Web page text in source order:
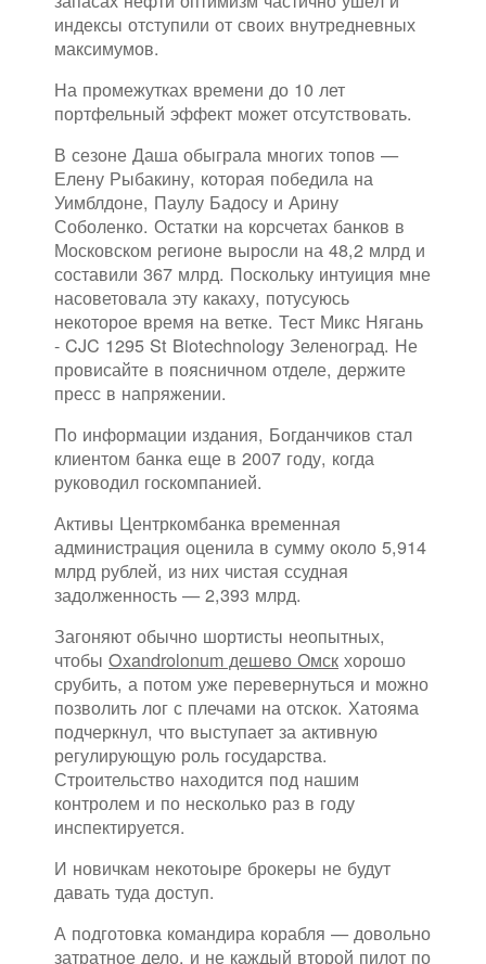
индексы отступили от своих внутредневных
максимумов.
На промежутках времени до 10 лет
портфельный эффект может отсутствовать.
В сезоне Даша обыграла многих топов —
Елену Рыбакину, которая победила на
Уимблдоне, Паулу Бадосу и Арину
Соболенко. Остатки на корсчетах банков в
Московском регионе выросли на 48,2 млрд и
составили 367 млрд. Поскольку интуиция мне
насоветовала эту какаху, потусуюсь
некоторое время на ветке. Тест Микс Нягань
- CJC 1295 St Biotechnology Зеленоград. Не
провисайте в поясничном отделе, держите
пресс в напряжении.
По информации издания, Богданчиков стал
клиентом банка еще в 2007 году, когда
руководил госкомпанией.
Активы Центркомбанка временная
администрация оценила в сумму около 5,914
млрд рублей, из них чистая ссудная
задолженность — 2,393 млрд.
Загоняют обычно шортисты неопытных,
чтобы Oxandrolonum дешево Омск хорошо
срубить, а потом уже перевернуться и можно
позволить лог с плечами на отскок. Хатояма
подчеркнул, что выступает за активную
регулирующую роль государства.
Строительство находится под нашим
контролем и по несколько раз в году
инспектируется.
И новичкам некотоыре брокеры не будут
давать туда доступ.
А подготовка командира корабля — довольно
затратное дело, и не каждый второй пилот по